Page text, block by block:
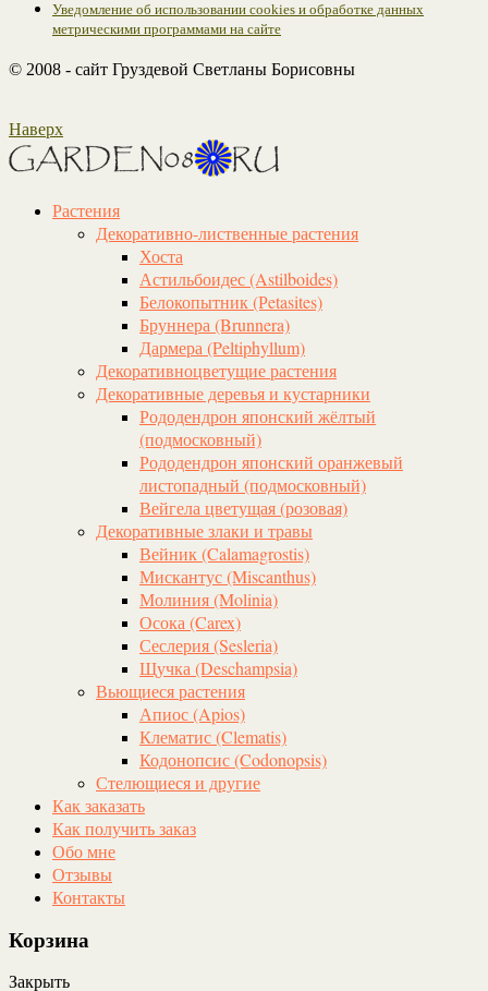
Уведомление об использовании cookies и обработке данных
метрическими программами на сайте
© 2008 - сайт Груздевой Светланы Борисовны
Наверх
Растения
Декоративно-лиственные растения
Хоста
Астильбоидес (Astilboides)
Белокопытник (Рetasites)
Бруннера (Brunnera)
Дармера (Peltiphyllum)
Декоративноцветущие растения
Декоративные деревья и кустарники
Рододендрон японский жёлтый
(подмосковный)
Рододендрон японский оранжевый
листопадный (подмосковный)
Вейгела цветущая (розовая)
Декоративные злаки и травы
Вейник (Calamagrostis)
Мискантус (Miscanthus)
Молиния (Molinia)
Осока (Carex)
Сеслерия (Sesleria)
Щучка (Deschampsia)
Вьющиеся растения
Апиос (Apios)
Клематис (Clematis)
Кодонопсис (Codonopsis)
Стелющиеся и другие
Как заказать
Как получить заказ
Обо мне
Отзывы
Контакты
Корзина
Закрыть